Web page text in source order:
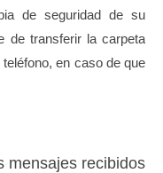
de seguridad de su
de transferir lacarpeta
en caso de que
mensajes recibidos